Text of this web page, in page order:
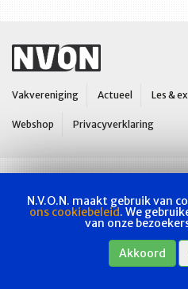
Vakvereniging Actueel Les &
Webshop Privacyverklaring
N.V.O.N. maakt gebruik van
ons cookiebeleid. We
van onze
Akkoord